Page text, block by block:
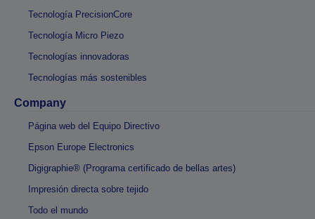
Tecnología PrecisionCore
Tecnología Micro Piezo
Tecnologías innovadoras
Tecnologías más sostenibles
Company
Página web del Equipo Directivo
Epson Europe Electronics
Digigraphie® (Programa certificado de bellas artes)
Impresión directa sobre tejido
Todo el mundo